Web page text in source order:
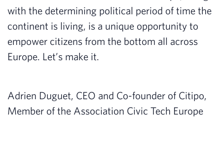
with the determining political period of time the
continent is living, is a unique opportunity to
empower citizens from the bottom all across
Europe. Let’s make it.
Adrien Duguet, CEO and Co-founder of Citipo,
Member of the Association Civic Tech Europe